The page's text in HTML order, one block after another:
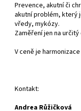
Prevence, akutní či
akutní problém, který
vředy, mykózy.
Zaměření jen na
V ceně je
Kontakt:
Andrea Růžičková